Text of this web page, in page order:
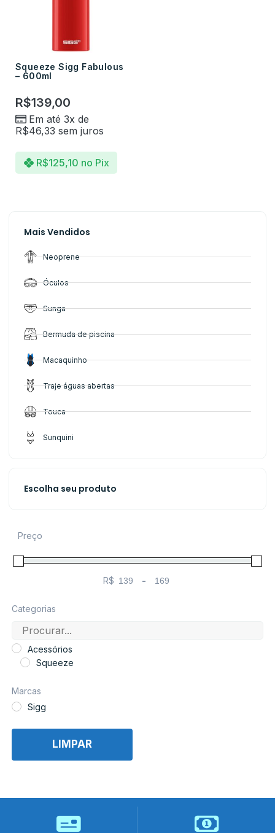
Mais Vendidos
Neoprene
Óculos
Sunga
Bermuda de piscina
Macaquinho
Traje águas abertas
Touca
Sunquini
Escolha seu produto
Preço
R$
Minimum Price
-
Maximum Price
Categorias
Acessórios
Squeeze
Marcas
Sigg
LIMPAR
Squeeze Sigg Fabulous
– 600ml
R$139,00
Em até 3x de
R$46,33 sem juros
R$125,10 no Pix